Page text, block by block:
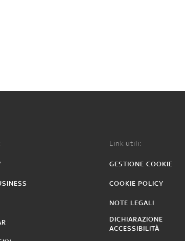
Link utili:
GESTIONE COOKIE
COOKIE POLICY
NOTE LEGALI
DICHIARAZIONE
ACCESSIBILITÀ